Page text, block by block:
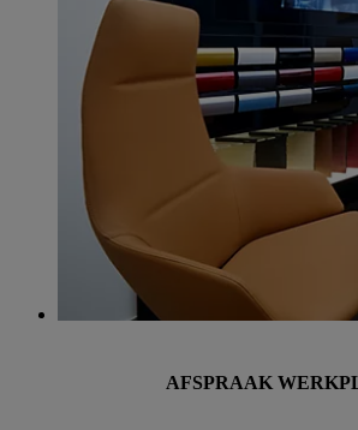
AFSPRAAK